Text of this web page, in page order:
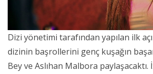
Dizi yönetimi tarafından yapılan ilk
dizinin başrollerini genç kuşağın
Bey ve Aslıhan Malbora paylaşacaktı.